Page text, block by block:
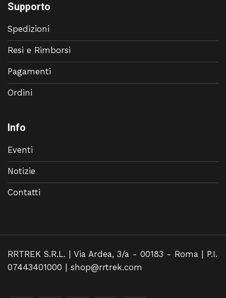
Supporto
Spedizioni
Resi e Rimborsi
Pagamenti
Ordini
Info
Eventi
Notizie
Contatti
RRTREK S.R.L. | Via Ardea, 3/a - 00183 - Roma | P.I.
07443401000 | shop@rrtrek.com